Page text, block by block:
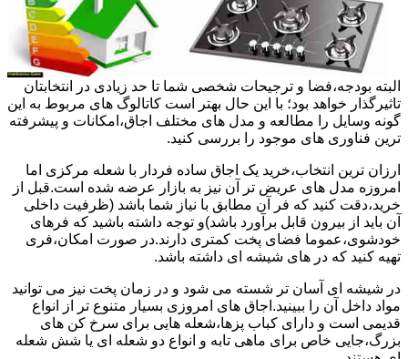
البته بودجه،فضا و ترجیحات شخصی شما تا حد زیادی در انتخابتان
تاثیرگذار خواهد بود؛ با این حال بهتر است کاتالوگ های مربوط به این
گونه وسایل را مطالعه و مدل های مختلف اجاق،امکانات و پیشرفته
ترین فناوری های موجود را بررسی کنید.
ارزان ترین انتخاب،خرید یک اجاق ساده فردار با شعله مرکزی اما
امروزه مدل های عریض تر آن نیز به بازار عرضه شده است.قبل از
خرید،دقت کنید که فر آن مطابق با نیاز شما باشد (ظرفیت داخلی
آن باید از بیرون قابل برآورد باشد)و توجه داشته باشید که فرهای
خودشوی،عموما فضای پخت کمتری دارند.در صورت امکان،فری
تهیه کنید که در های شیشه ای داشته باشد.
در شیشه ای آسان تر شسته می شود و در زمان پخت نیز می توانید
مواد داخل آن را ببینید.اجاق های امروزی بسیار متنوع تر از انواع
قدیمی است و دارای کباب پزها،شعله هایی برای سرخ کن های
بزرگ،جایی خاص برای ماهی تابه و انواع دو شعله ای یا شش شعله